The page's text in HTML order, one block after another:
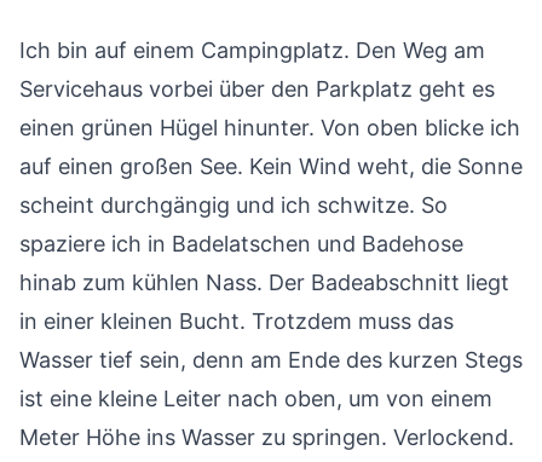
Ich bin auf einem Campingplatz. Den Weg am
Servicehaus vorbei über den Parkplatz geht es
einen grünen Hügel hinunter. Von oben blicke ich
auf einen großen See. Kein Wind weht, die Sonne
scheint durchgängig und ich schwitze. So
spaziere ich in Badelatschen und Badehose
hinab zum kühlen Nass. Der Badeabschnitt liegt
in einer kleinen Bucht. Trotzdem muss das
Wasser tief sein, denn am Ende des kurzen Stegs
ist eine kleine Leiter nach oben, um von einem
Meter Höhe ins Wasser zu springen. Verlockend.